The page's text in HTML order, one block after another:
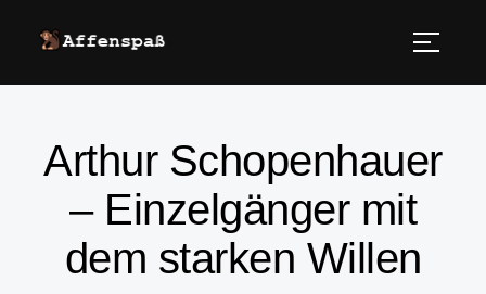
Arthur Schopenhauer
– Einzelgänger mit
dem starken Willen